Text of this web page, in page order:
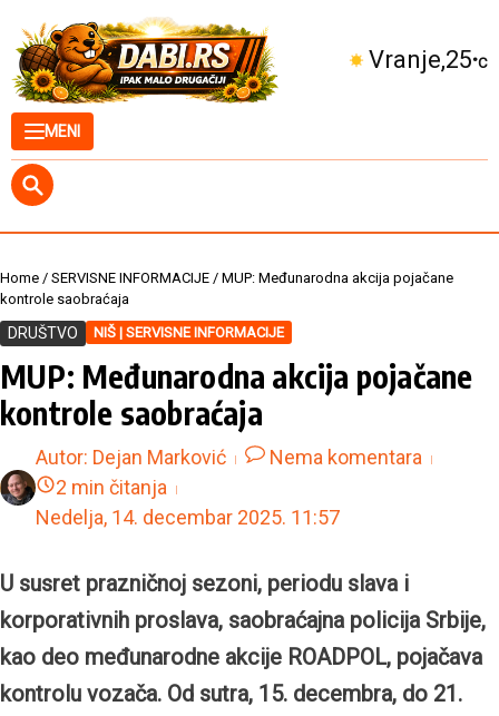
MENI
Kuršumlija 28°C
Home / SERVISNE INFORMACIJE / MUP: Međunarodna akcija pojačane
kontrole saobraćaja
DRUŠTVO NIŠ | SERVISNE INFORMACIJE
MUP: Međunarodna akcija pojačane
kontrole saobraćaja
Autor: Dejan Marković
Nema komentara
2 min čitanja
Nedelja, 14. decembar 2025. 11:57
U susret prazničnoj sezoni, periodu slava i
korporativnih proslava, saobraćajna policija Srbije,
kao deo međunarodne akcije ROADPOL, pojačava
kontrolu vozača. Od sutra, 15. decembra, do 21.